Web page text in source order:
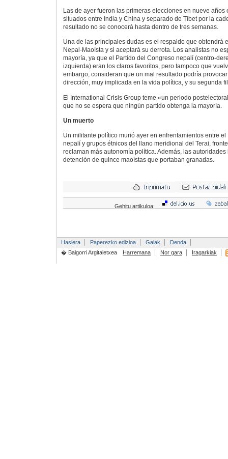
Las de ayer fueron las primeras elecciones en nueve años
situados entre India y China y separado de Tíbet por la
resultado no se conocerá hasta dentro de tres semanas.
Una de las principales dudas es el respaldo que obtendrá
Nepal-Maoísta y si aceptará su derrota. Los analistas no
mayoría, ya que el Partido del Congreso nepalí (centro-
izquierda) eran los claros favoritos, pero tampoco que
embargo, consideran que un mal resultado podría
dirección, muy implicada en la vida política, y su segunda
El International Crisis Group teme «un periodo
que no se espera que ningún partido obtenga la mayoría.
Un muerto
Un militante político murió ayer en enfrentamientos entre
nepalí y grupos étnicos del llano meridional del Terai,
reclaman más autonomía política. Además, las
detención de quince maoístas que portaban granadas.
Gehitu artikuloa:
Hasiera Paperezko edizioa Gaiak
Denda
� Baigorri Argitaletxea
Harremana Nor gara Iragarkiak